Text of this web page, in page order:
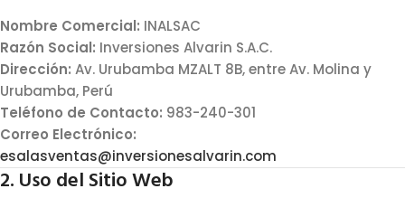
Nombre Comercial: INALSAC
Razón Social: Inversiones Alvarin S.A.C.
Dirección: Av. Urubamba MZALT 8B, entre Av. Molina y
Urubamba, Perú
Teléfono de Contacto: 983-240-301
Correo Electrónico:
esalasventas@inversionesalvarin.com
2. Uso del Sitio Web